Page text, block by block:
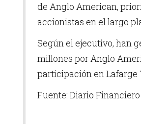
de Anglo American,
accionistas en el largo
Según el ejecutivo, han
millones por Anglo
participación en Lafarge
Fuente: Diario Financiero